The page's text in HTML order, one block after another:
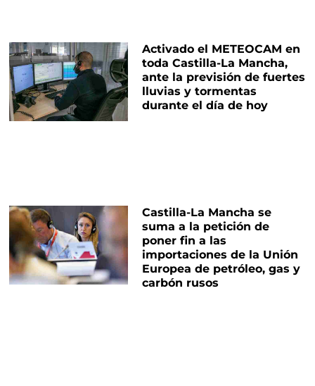
Activado el METEOCAM en
toda Castilla-La Mancha,
ante la previsión de fuertes
lluvias y tormentas
durante el día de hoy
Castilla-La Mancha se
suma a la petición de
poner fin a las
importaciones de la Unión
Europea de petróleo, gas y
carbón rusos